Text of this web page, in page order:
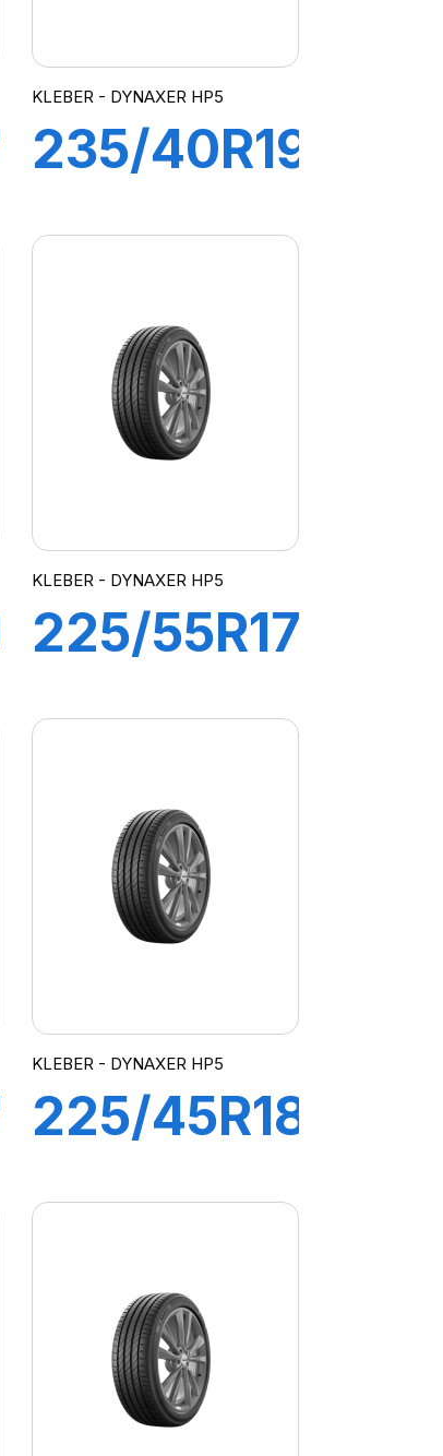
KLEBER - DYNAXER HP5
235/40R19
HP5
KLEBER - DYNAXER HP5
225/55R17
HP5
KLEBER - DYNAXER HP5
225/45R18
HP5